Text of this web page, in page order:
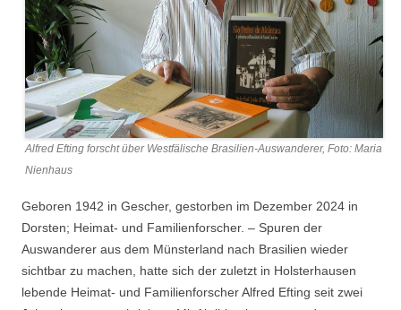
Alfred Efting forscht über Westfälische Brasilien-Auswanderer, Foto: Maria
Nienhaus
Geboren 1942 in Gescher, gestorben im Dezember 2024 in
Dorsten; Heimat- und Familienforscher. – Spuren der
Auswanderer aus dem Münsterland nach Brasilien wieder
sichtbar zu machen, hatte sich der zuletzt in Holsterhausen
lebende Heimat- und Familienforscher Alfred Efting seit zwei